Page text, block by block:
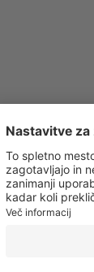
poštna